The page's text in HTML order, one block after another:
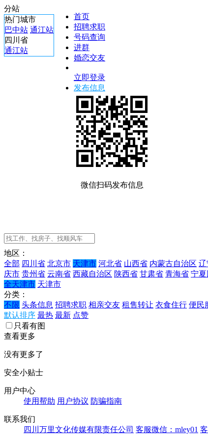
分站
热门城市
巴中站 通江站
四川省
通江站
首页
招聘求职
号码查询
进群
婚恋交友
立即登录
发布信息
微信扫码发布信息
地区：
全部 四川省 北京市 天津市 河北省 山西省 内蒙古自治区 辽
庆市 贵州省 云南省 西藏自治区 陕西省 甘肃省 青海省 宁夏
全天津市 天津市
分类：
不限 头条信息 招聘求职 相亲交友 租售转让 衣食住行 便民
默认排序 最热 最新 点赞
只看有图
查看更多
没有更多了
安全小贴士
用户中心
使用帮助 用户协议 防骗指南
联系我们
四川万里文化传媒有限责任公司 客服微信：mley01